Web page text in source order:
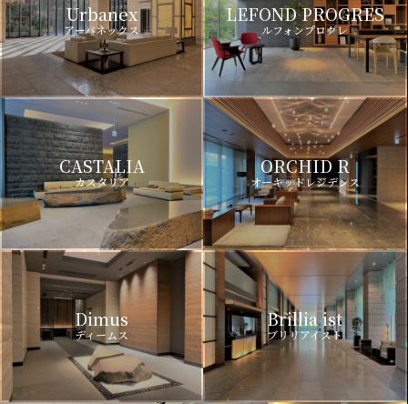
Urbanex
アーバネックス
LEFOND PROGRES
ルフォンプログレ
CASTALIA
カスタリア
ORCHID R
オーキッドレジデンス
Dimus
ディームス
Brillia ist
ブリリアイスト